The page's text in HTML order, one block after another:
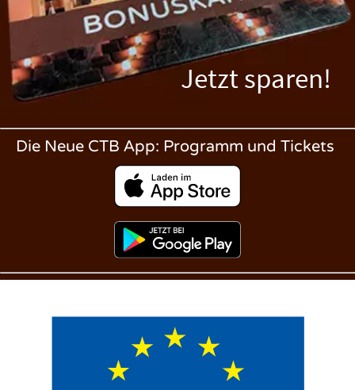
Jetzt sparen!
Die Neue CTB App: Programm und Tickets